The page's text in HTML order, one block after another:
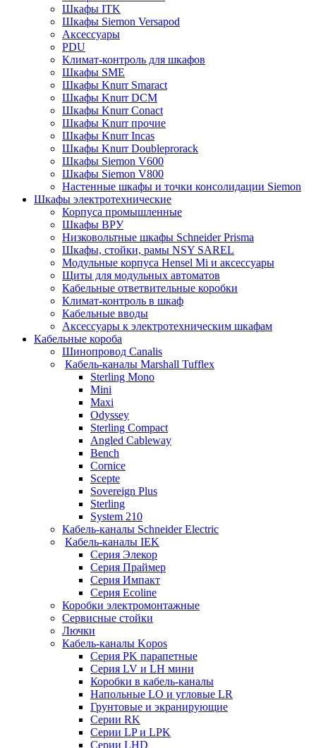
Шкафы ITK
Шкафы Siemon Versapod
Аксессуары
PDU
Климат-контроль для шкафов
Шкафы SME
Шкафы Knurr Smaract
Шкафы Knurr DCM
Шкафы Knurr Conact
Шкафы Knurr прочие
Шкафы Knurr Incas
Шкафы Knurr Doubleprorack
Шкафы Siemon V600
Шкафы Siemon V800
Настенные шкафы и точки консолидации Siemon
Шкафы электротехнические
Корпуса промышленные
Шкафы ВРУ
Низковольтные шкафы Schneider Prisma
Шкафы, стойки, рамы NSY SAREL
Модульные корпуса Hensel Mi и аксессуары
Щиты для модульных автоматов
Кабельные ответвительные коробки
Климат-контроль в шкаф
Кабельные вводы
Аксессуары к электротехническим шкафам
Кабельные короба
Шинопровод Canalis
Кабель-каналы Marshall Tufflex
Sterling Mono
Mini
Maxi
Odyssey
Sterling Compact
Angled Cableway
Bench
Cornice
Scepte
Sovereign Plus
Sterling
System 210
Кабель-каналы Schneider Electric
Кабель-каналы IEK
Серия Элекор
Серия Праймер
Серия Импакт
Серия Ecoline
Коробки электромонтажные
Сервисные стойки
Лючки
Кабель-каналы Kopos
Серия PK парапетные
Серия LV и LH мини
Коробки в кабель-каналы
Напольные LO и угловые LR
Грунтовые и экранирующие
Серии RK
Серии LP и LPK
Серии LHD